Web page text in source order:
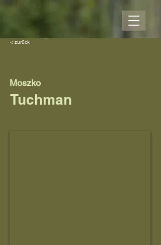
< zurück
Tuchman
Moszko